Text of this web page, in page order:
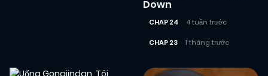
Down
CHAP 24 4 tuần trước
CHAP 23 1 tháng trước